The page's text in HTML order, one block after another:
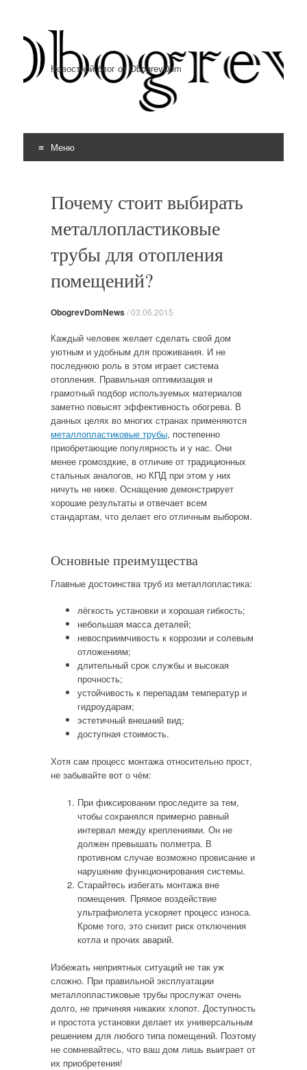
Новостной блог от ObogrevDom
Меню
Почему стоит выбирать
металлопластиковые
трубы для отопления
помещений?
ObogrevDomNews/03.06.2015
Каждый человек желает сделать свой дом
уютным и удобным для проживания. И не
последнюю роль в этом играет система
отопления. Правильная оптимизация и
грамотный подбор используемых материалов
заметно повысят эффективность обогрева. В
данных целях во многих странах применяются
металлопластиковые трубы, постепенно
приобретающие популярность и у нас. Они
менее громоздкие, в отличие от традиционных
стальных аналогов, но КПД при этом у них
ничуть не ниже. Оснащение демонстрирует
хорошие результаты и отвечает всем
стандартам, что делает его отличным выбором.
Основные преимущества
Главные достоинства труб из металлопластика:
лёгкость установки и хорошая гибкость;
небольшая масса деталей;
невосприимчивость к коррозии и солевым
отложениям;
длительный срок службы и высокая
прочность;
устойчивость к перепадам температур и
гидроударам;
эстетичный внешний вид;
доступная стоимость.
Хотя сам процесс монтажа относительно прост,
не забывайте вот о чём:
При фиксировании проследите за тем,
чтобы сохранялся примерно равный
интервал между креплениями. Он не
должен превышать полметра. В
противном случае возможно провисание и
нарушение функционирования системы.
Старайтесь избегать монтажа вне
помещения. Прямое воздействие
ультрафиолета ускоряет процесс износа.
Кроме того, это снизит риск отключения
котла и прочих аварий.
Избежать неприятных ситуаций не так уж
сложно. При правильной эксплуатации
металлопластиковые трубы прослужат очень
долго, не причиняя никаких хлопот. Доступность
и простота установки делает их универсальным
решением для любого типа помещений. Поэтому
не сомневайтесь, что ваш дом лишь выиграет от
их приобретения!